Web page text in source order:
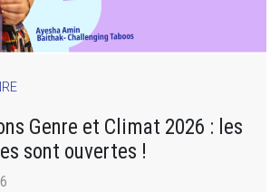
Genre et Climat 2026 : les
sont ouvertes !